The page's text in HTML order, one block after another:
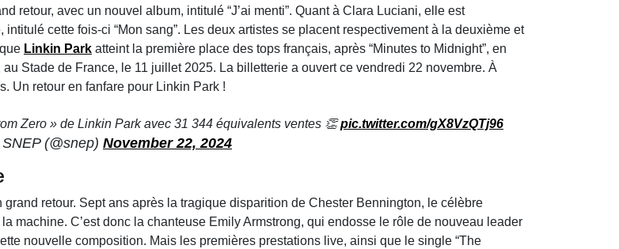
retour, avec un nouvel album, intitulé “J’ai menti”. Quant à Clara Luciani, elle est
cette fois-ci “Mon sang”. Les deux artistes se placent respectivement à la deuxième et
Linkin Park atteint la première place des tops français, après “Minutes to Midnight”, en
Stade de France, le 11 juillet 2025. La billetterie a ouvert ce vendredi 22 novembre. À
Un retour en fanfare pour Linkin Park !
Zero » de Linkin Park avec 31 344 équivalents ventes 👏pic.twitter.com/gX8VzQTj96
(@snep) November 22, 2024
retour. Sept ans après la tragique disparition de Chester Bennington, le célèbre
machine. C’est donc la chanteuse Emily Armstrong, qui endosse le rôle de nouveau leader
nouvelle composition. Mais les premières prestations live, ainsi que le single “The